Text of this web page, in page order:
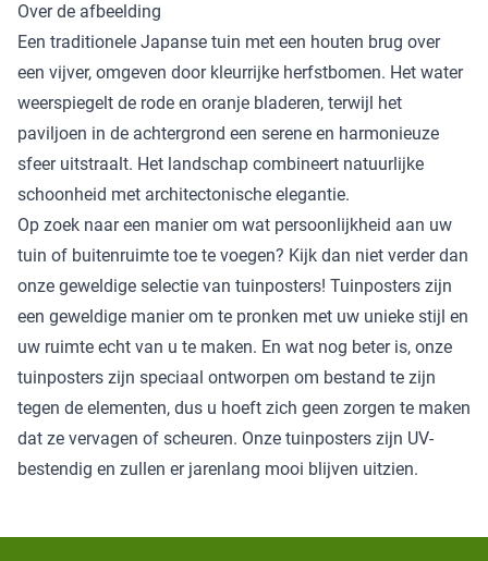
Over de afbeelding
Een traditionele Japanse tuin met een houten brug over
een vijver, omgeven door kleurrijke herfstbomen. Het water
weerspiegelt de rode en oranje bladeren, terwijl het
paviljoen in de achtergrond een serene en harmonieuze
sfeer uitstraalt. Het landschap combineert natuurlijke
schoonheid met architectonische elegantie.
Op zoek naar een manier om wat persoonlijkheid aan uw
tuin of buitenruimte toe te voegen? Kijk dan niet verder dan
onze geweldige selectie van tuinposters! Tuinposters zijn
een geweldige manier om te pronken met uw unieke stijl en
uw ruimte echt van u te maken. En wat nog beter is, onze
tuinposters zijn speciaal ontworpen om bestand te zijn
tegen de elementen, dus u hoeft zich geen zorgen te maken
dat ze vervagen of scheuren. Onze tuinposters zijn UV-
bestendig en zullen er jarenlang mooi blijven uitzien.